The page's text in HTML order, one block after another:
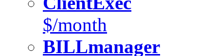
$/month
BILLmanager